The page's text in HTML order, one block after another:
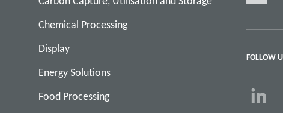
Chemical Processing
Display
Energy Solutions
Food Processing
FOLLOW